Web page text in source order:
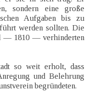
sondern eine große
Aufgaben bis zu
werden sollten. Die
— 1810 — verhinderten
so weit erholt, dass
und Belehrung
begründeten.